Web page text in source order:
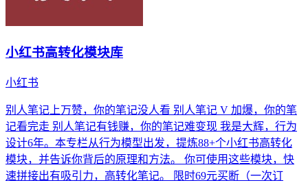
小红书高转化模块库
小红书
别人笔记上万赞，你的笔记没人看 别人笔记 V 加爆，你的笔
记看完走 别人笔记有钱赚，你的笔记难变现 我是大辉，行为
设计6年。本专栏从行为模型出发，提炼88+个小红书高转化
模块，并告诉你背后的原理和方法。 你可使用这些模块，快
速拼接出有吸引力，高转化笔记。 限时69元买断（一次订